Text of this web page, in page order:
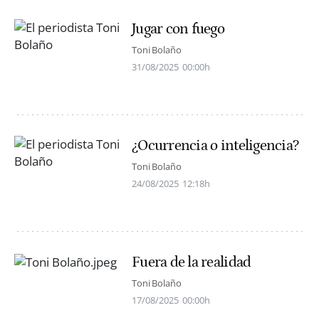
Jugar con fuego
Toni Bolaño
31/08/2025 00:00h
¿Ocurrencia o inteligencia?
Toni Bolaño
24/08/2025 12:18h
Fuera de la realidad
Toni Bolaño
17/08/2025 00:00h